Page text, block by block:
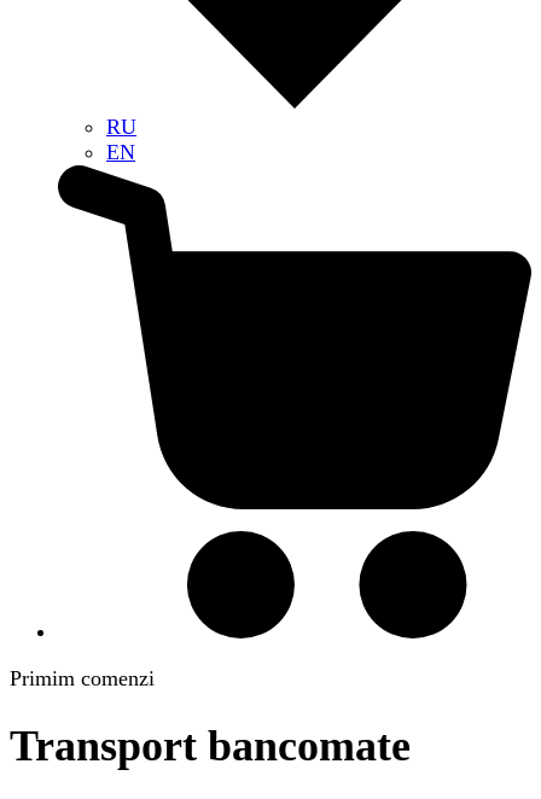
RU
EN
Primim comenzi
Transport bancomate